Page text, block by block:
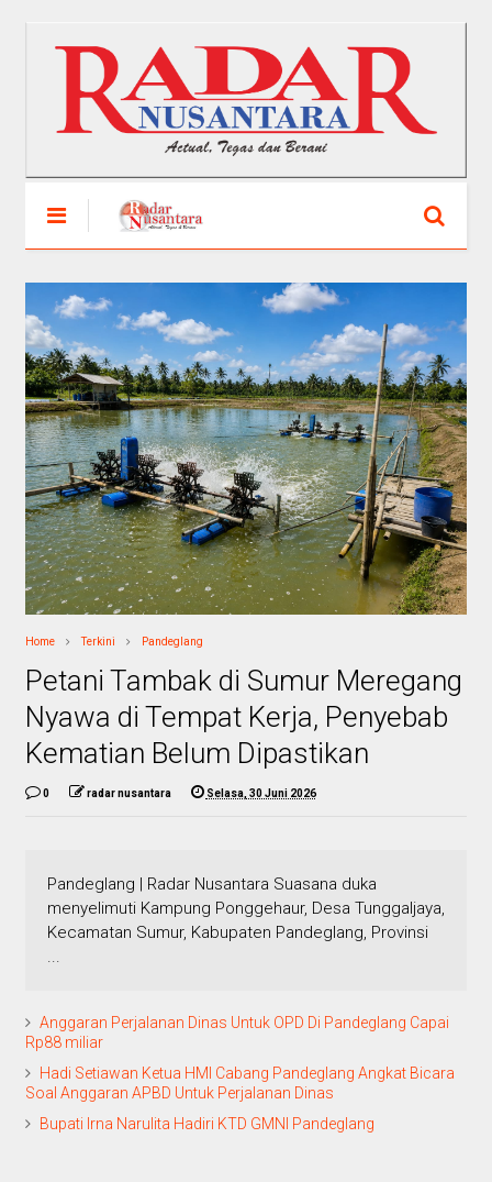
Home Terkini Pandeglang
Petani Tambak di Sumur Meregang
Nyawa di Tempat Kerja, Penyebab
Kematian Belum Dipastikan
0 radar nusantara Selasa, 30 Juni 2026
Pandeglang | Radar Nusantara Suasana duka
menyelimuti Kampung Ponggehaur, Desa Tunggaljaya,
Kecamatan Sumur, Kabupaten Pandeglang, Provinsi
...
Anggaran Perjalanan Dinas Untuk OPD Di Pandeglang Capai
Rp88 miliar
Hadi Setiawan Ketua HMI Cabang Pandeglang Angkat Bicara
Soal Anggaran APBD Untuk Perjalanan Dinas
Bupati Irna Narulita Hadiri KTD GMNI Pandeglang